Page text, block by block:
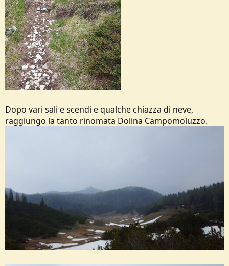
Dopo vari sali e scendi e qualche chiazza di neve,
raggiungo la tanto rinomata Dolina Campomoluzzo.